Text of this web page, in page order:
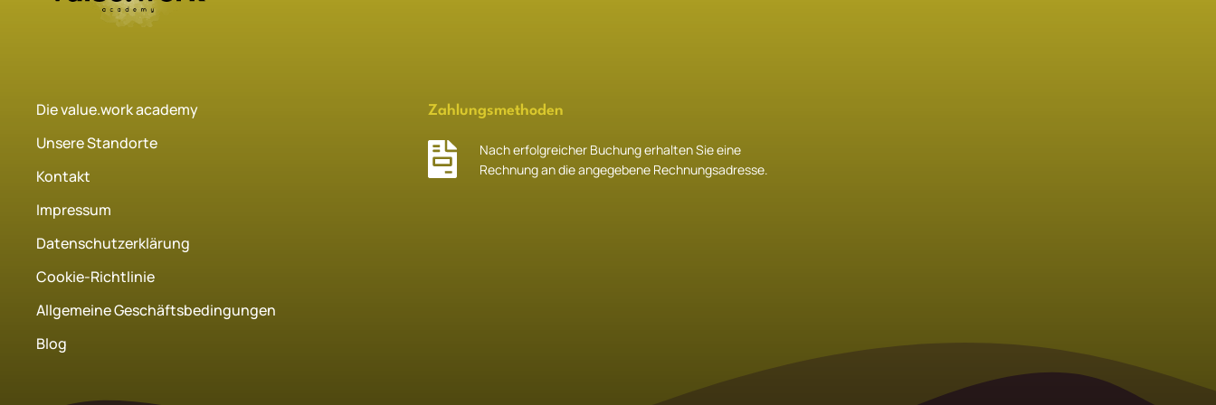
Die value.work academy
Unsere Standorte
Kontakt
Impressum
Datenschutzerklärung
Cookie-Richtlinie
Allgemeine Geschäftsbedingungen
Blog
Zahlungsmethoden
Nach erfolgreicher Buchung erhalten Sie eine
Rechnung an die angegebene Rechnungsadresse.